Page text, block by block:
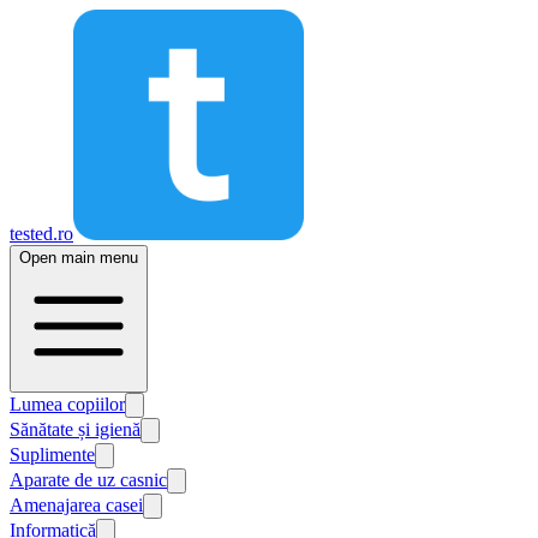
tested.ro
Open main menu
Lumea copiilor
Sănătate și igienă
Suplimente
Aparate de uz casnic
Amenajarea casei
Informatică